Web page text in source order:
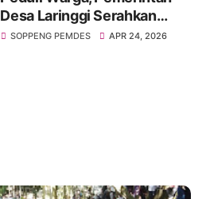
Desa Laringgi Serahkan
Bantuan Pangan Berupa
SOPPENG PEMDES APR 24, 2026